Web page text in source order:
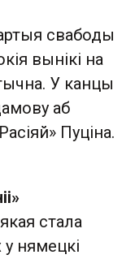
свабоды
вынікі на
У канцы
аб
Пуціна.
стала
нямецкі